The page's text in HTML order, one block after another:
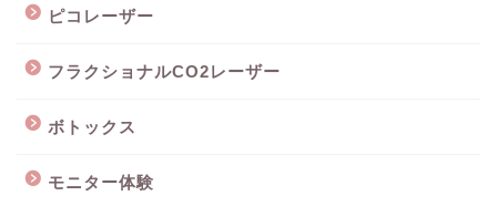
ピコレーザー
フラクショナルCO2レーザー
ボトックス
モニター体験